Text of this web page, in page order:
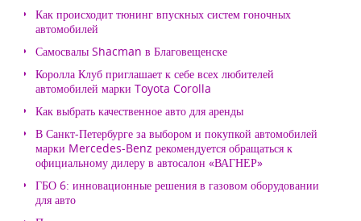
Как происходит тюнинг впускных систем гоночных
автомобилей
Самосвалы Shacman в Благовещенске
Королла Клуб приглашает к себе всех любителей
автомобилей марки Toyota Corolla
Как выбрать качественное авто для аренды
В Санкт-Петербурге за выбором и покупкой автомобилей
марки Mercedes-Benz рекомендуется обращаться к
официальному дилеру в автосалон «ВАГНЕР»
ГБО 6: инновационные решения в газовом оборудовании
для авто